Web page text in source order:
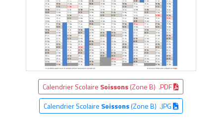
Calendrier Scolaire Soissons(Zone B) .PDF
Calendrier Scolaire Soissons(Zone B) .JPG